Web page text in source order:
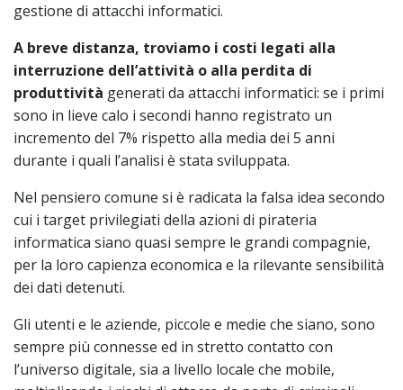
gestione di attacchi informatici.
A breve distanza, troviamo i costi legati alla
interruzione dell’attività o alla perdita di
produttività generati da attacchi informatici: se i primi
sono in lieve calo i secondi hanno registrato un
incremento del 7% rispetto alla media dei 5 anni
durante i quali l’analisi è stata sviluppata.
Nel pensiero comune si è radicata la falsa idea secondo
cui i target privilegiati della azioni di pirateria
informatica siano quasi sempre le grandi compagnie,
per la loro capienza economica e la rilevante sensibilità
dei dati detenuti.
Gli utenti e le aziende, piccole e medie che siano, sono
sempre più connesse ed in stretto contatto con
l’universo digitale, sia a livello locale che mobile,